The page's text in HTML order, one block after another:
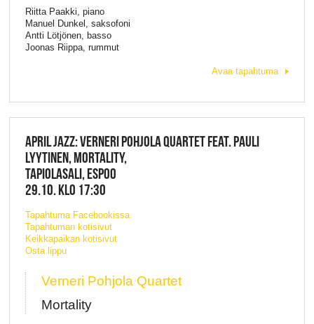
Riitta Paakki, piano
Manuel Dunkel, saksofoni
Antti Lötjönen, basso
Joonas Riippa, rummut
Avaa tapahtuma
APRIL JAZZ: VERNERI POHJOLA QUARTET FEAT. PAULI
LYYTINEN, MORTALITY,
TAPIOLASALI, ESPOO
29.10. KLO 17:30
Tapahtuma Facebookissa
Tapahtuman kotisivut
Keikkapaikan kotisivut
Osta lippu
Verneri Pohjola Quartet
Mortality